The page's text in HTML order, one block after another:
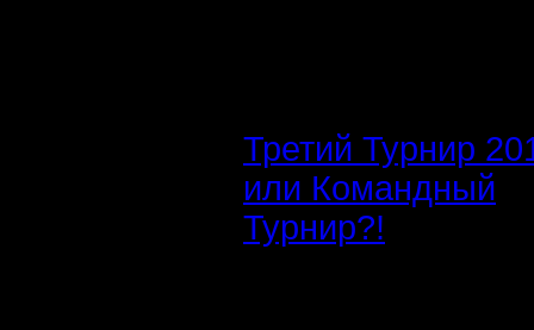
Третий Турнир
или Командный
Турнир?!